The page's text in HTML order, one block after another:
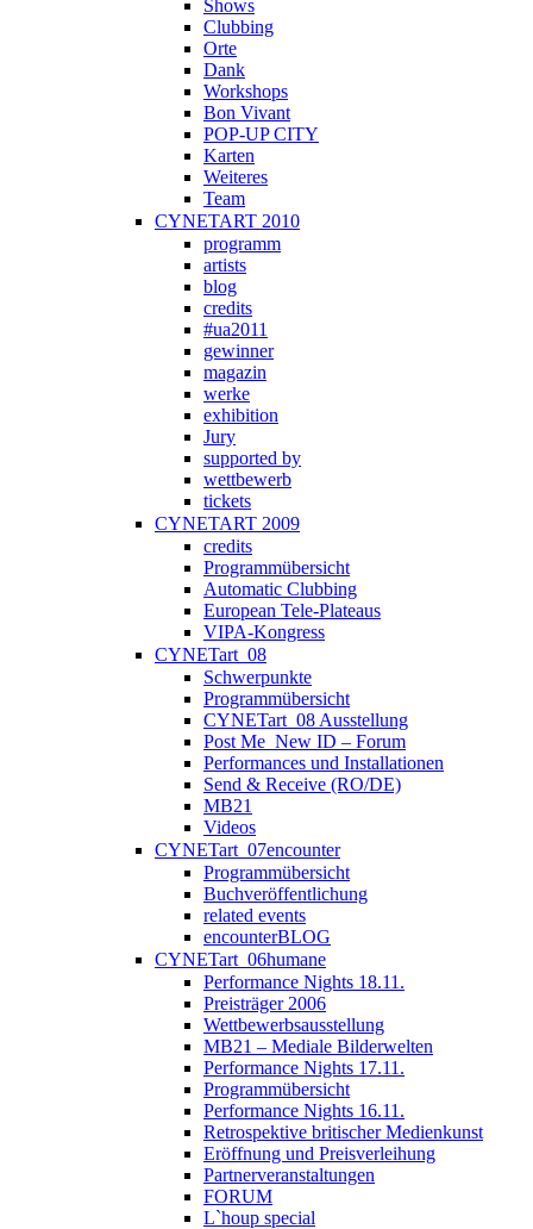
Shows
Clubbing
Orte
Dank
Workshops
Bon Vivant
POP-UP CITY
Karten
Weiteres
Team
CYNETART 2010
programm
artists
blog
credits
#ua2011
gewinner
magazin
werke
exhibition
Jury
supported by
wettbewerb
tickets
CYNETART 2009
credits
Programmübersicht
Automatic Clubbing
European Tele-Plateaus
VIPA-Kongress
CYNETart_08
Schwerpunkte
Programmübersicht
CYNETart_08 Ausstellung
Post Me_New ID – Forum
Performances und Installationen
Send & Receive (RO/DE)
MB21
Videos
CYNETart_07encounter
Programmübersicht
Buchveröffentlichung
related events
encounterBLOG
CYNETart_06humane
Performance Nights 18.11.
Preisträger 2006
Wettbewerbsausstellung
MB21 – Mediale Bilderwelten
Performance Nights 17.11.
Programmübersicht
Performance Nights 16.11.
Retrospektive britischer Medienkunst
Eröffnung und Preisverleihung
Partnerveranstaltungen
FORUM
L`houp special